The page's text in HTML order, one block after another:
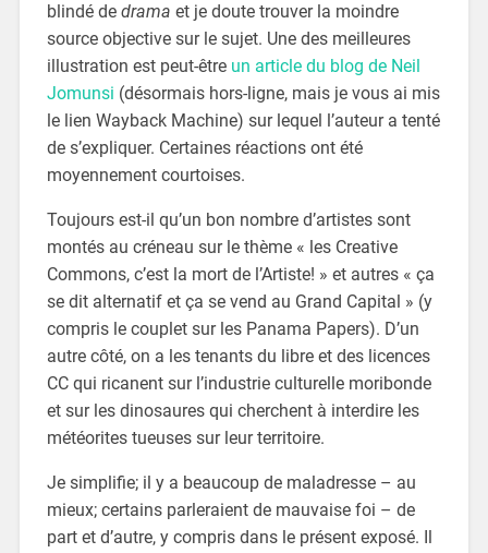
blindé de drama et je doute trouver la moindre
source objective sur le sujet. Une des meilleures
illustration est peut-être un article du blog de Neil
Jomunsi (désormais hors-ligne, mais je vous ai mis
le lien Wayback Machine) sur lequel l’auteur a tenté
de s’expliquer. Certaines réactions ont été
moyennement courtoises.
Toujours est-il qu’un bon nombre d’artistes sont
montés au créneau sur le thème « les Creative
Commons, c’est la mort de l’Artiste! » et autres « ça
se dit alternatif et ça se vend au Grand Capital » (y
compris le couplet sur les Panama Papers). D’un
autre côté, on a les tenants du libre et des licences
CC qui ricanent sur l’industrie culturelle moribonde
et sur les dinosaures qui cherchent à interdire les
météorites tueuses sur leur territoire.
Je simplifie; il y a beaucoup de maladresse – au
mieux; certains parleraient de mauvaise foi – de
part et d’autre, y compris dans le présent exposé. Il